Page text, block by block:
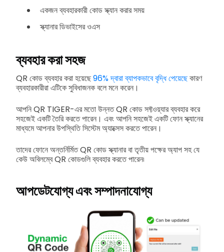
একজন ব্যবহারকারী কোড স্ক্যান করার সময়
স্ক্যানার ডিভাইসের ওএস
ব্যবহার করা সহজ
QR কোড ব্যবহার করা হয়েছে96% দ্বারা ব্যাপকভাবে বৃদ্ধি পেয়েছেকারণ
ব্যবহারকারীরা এটিকে সুবিধাজনক বলে মনে করেন।
আপনি QR TIGER-এর মতো উন্নত QR কোড সফ্টওয়্যার ব্যবহার করে
সহজেই একটি তৈরি করতে পারেন। এবং আপনি সহজেই একটি ফোন স্ক্যানের
মাধ্যমে আপনার উপস্থিতি সিস্টেম অ্যাক্সেস করতে পারেন।
তাদের ফোনে অন্তর্নির্মিত QR কোড স্ক্যানার বা তৃতীয় পক্ষের অ্যাপ সহ যে
কেউ অবিলম্বে QR কোডগুলি ব্যবহার করতে পারেন৷
আপডেটযোগ্য এবং সম্পাদনাযোগ্য